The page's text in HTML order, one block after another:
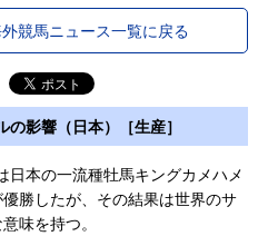
外競馬ニュース一覧に戻る
影響（日本）［生産］
本の一流種牡馬キングカメハメ
勝したが、その結果は世界のサ
味を持つ。